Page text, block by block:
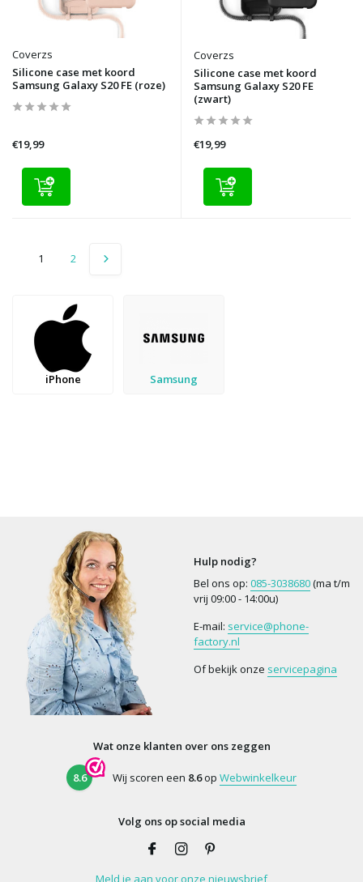
Coverzs
Silicone case met koord
Samsung Galaxy S20 FE (roze)
€19,99
Coverzs
Silicone case met koord
Samsung Galaxy S20 FE
(zwart)
€19,99
1 2
iPhone Samsung
Hulp nodig?
Bel ons op: 085-3038680(ma t/m
vrij 09:00 - 14:00u)
E-mail: service@phone-
factory.nl
Of bekijk onze servicepagina
Wat onze klanten over ons zeggen
8.6 Wij scoren een 8.6op Webwinkelkeur
Volg ons op social media
Meld je aan voor onze nieuwsbrief